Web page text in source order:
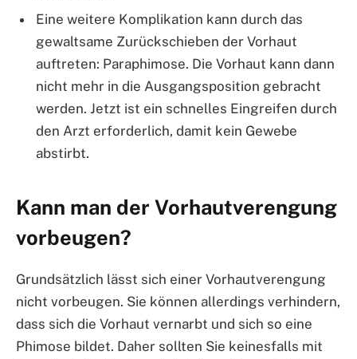
Eine weitere Komplikation kann durch das
gewaltsame Zurückschieben der Vorhaut
auftreten: Paraphimose. Die Vorhaut kann dann
nicht mehr in die Ausgangsposition gebracht
werden. Jetzt ist ein schnelles Eingreifen durch
den Arzt erforderlich, damit kein Gewebe
abstirbt.
Kann man der Vorhautverengung
vorbeugen?
Grundsätzlich lässt sich einer Vorhautverengung
nicht vorbeugen. Sie können allerdings verhindern,
dass sich die Vorhaut vernarbt und sich so eine
Phimose bildet. Daher sollten Sie keinesfalls mit